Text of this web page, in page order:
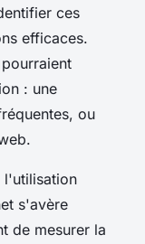
ces
efficaces.
: une
ou
l'utilisation
s'avère
de mesurer la